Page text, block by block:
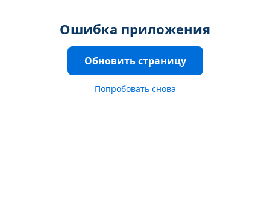
Ошибка приложения
Обновить страницу
Попробовать снова